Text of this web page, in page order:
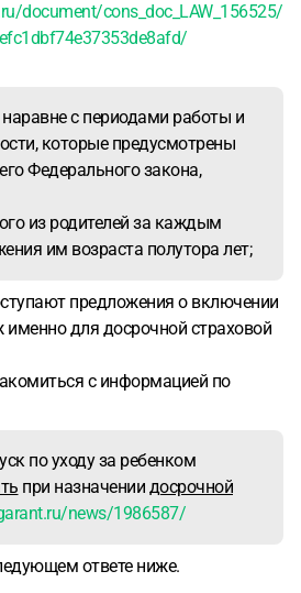
document/cons_doc_LAW_156525/
с периодами работы и
которые предусмотрены
Федерального закона,
из родителей за каждым
им возраста полутора лет;
предложения о включении
именно для досрочной страховой
с информацией по
по уходу за ребенком
при назначении досрочной
news/1986587/
ответе ниже.